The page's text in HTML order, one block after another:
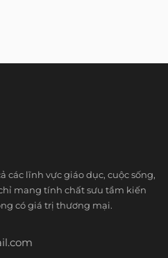
các lĩnh vực giáo dục, cuộc sống,
mang tính chất sưu tầm kiến
có giá trị thương mại.